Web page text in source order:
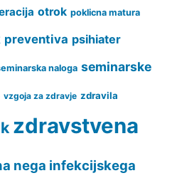
otrok poklicna matura
preventiva psihiater
naloga seminarske
vzgoja za zdravje zdravila
zdravstvena
nega infekcijskega